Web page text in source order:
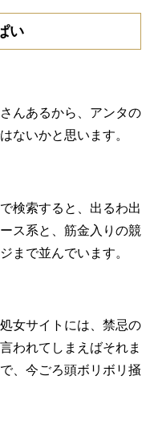
い
んあるから、アンタの
ないかと思います。
で検索すると、出るわ出
ス系と、筋金入りの競
まで並んでいます。
女サイトには、禁忌の
われてしまえばそれま
、今ごろ頭ボリボリ掻